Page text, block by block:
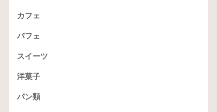
カフェ
パフェ
スイーツ
洋菓子
パン類